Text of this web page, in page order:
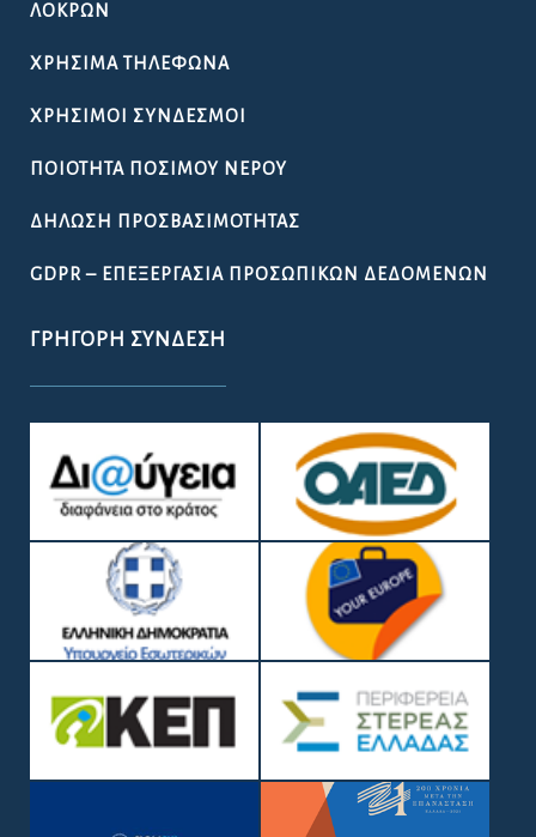
ΛΟΚΡΏΝ
ΧΡΉΣΙΜΑ ΤΗΛΈΦΩΝΑ
ΧΡΉΣΙΜΟΙ ΣΎΝΔΕΣΜΟΙ
ΠΟΙΌΤΗΤΑ ΠΌΣΙΜΟΥ ΝΕΡΟΎ
ΔΉΛΩΣΗ ΠΡΟΣΒΑΣΙΜΌΤΗΤΑΣ
GDPR – ΕΠΕΞΕΡΓΑΣΙΑ ΠΡΟΣΩΠΙΚΩΝ ΔΕΔΟΜΕΝΩΝ
ΓΡΉΓΟΡΗ ΣΎΝΔΕΣΗ